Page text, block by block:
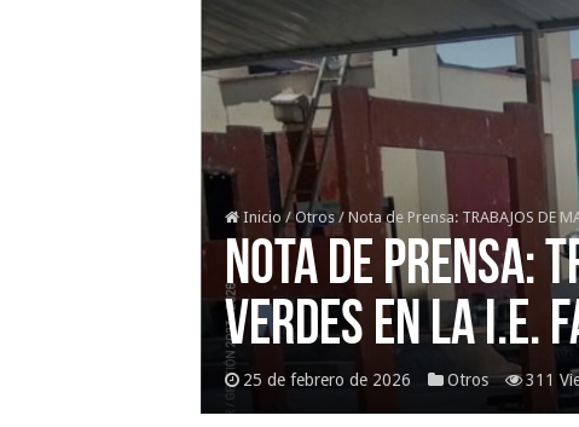
Inicio / Otros / Nota de Prensa: TRABAJOS DE
Nota de Prensa:
VERDES EN LA I.E.
25 de febrero de 2026 Otros 311